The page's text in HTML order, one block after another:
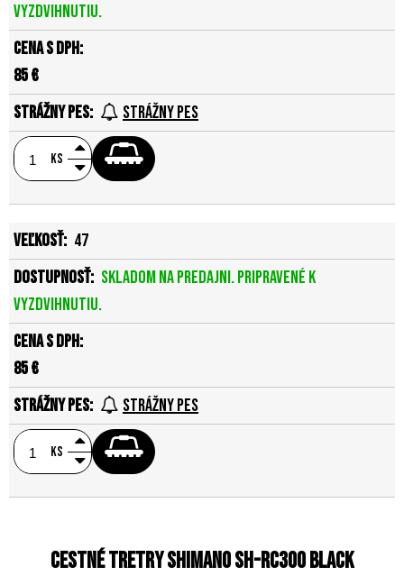
vyzdvihnutiu.
85 €
Strážny pes
ks
47
Skladom na predajni. Pripravené k
vyzdvihnutiu.
85 €
Strážny pes
ks
Cestné tretry Shimano SH-RC300 Black